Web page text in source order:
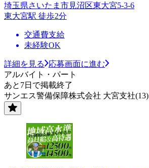
埼玉県さいたま市見沼区東大宮5-3-6
東大宮駅 徒歩2分
交通費支給
未経験OK
詳細を見る
応募画面に進む
アルバイト・パート
あと7日で掲載終了
サンエス警備保障株式会社 大宮支社(13)